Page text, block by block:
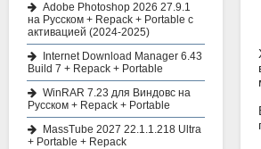
Adobe Photoshop 2026 27.9.1
на Русском + Repack + Portable с
активацией (2024-2025)
Internet Download Manager 6.43
Build 7 + Repack + Portable
WinRAR 7.23 для Виндовс на
Русском + Repack + Portable
MassTube 2027 22.1.1.218 Ultra
+ Portable + Repack